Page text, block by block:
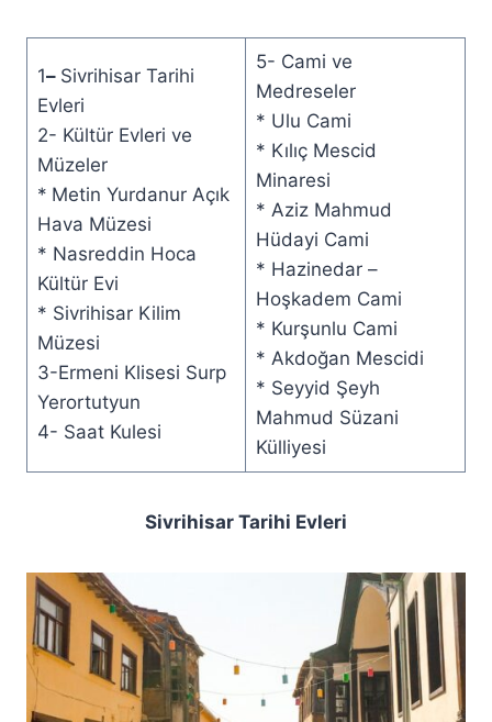
1– Sivrihisar Tarihi
Evleri
2- Kültür Evleri ve
Müzeler
* Metin Yurdanur Açık
Hava Müzesi
* Nasreddin Hoca
Kültür Evi
* Sivrihisar Kilim
Müzesi
3-Ermeni Klisesi Surp
Yerortutyun
4- Saat Kulesi
5- Cami ve
Medreseler
* Ulu Cami
* Kılıç Mescid
Minaresi
* Aziz Mahmud
Hüdayi Cami
* Hazinedar –
Hoşkadem Cami
* Kurşunlu Cami
* Akdoğan Mescidi
* Seyyid Şeyh
Mahmud Süzani
Külliyesi
Sivrihisar Tarihi Evleri